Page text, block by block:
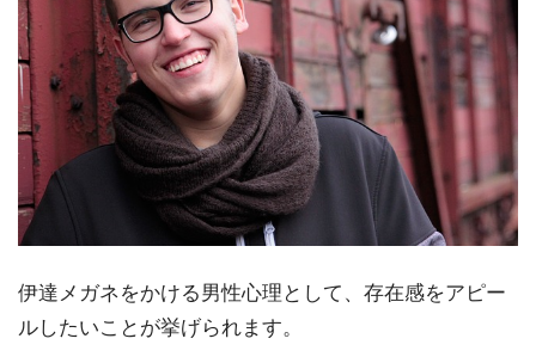
伊達メガネをかける男性心理として、存在感をアピー
ルしたいことが挙げられます。